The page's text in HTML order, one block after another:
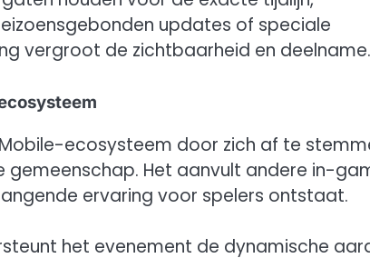
updates of speciale
vergroot de zichtbaarheid en deelname.
ecosysteem door zich af te
Het aanvult andere in-
ervaring voor spelers ontstaat.
het evenement de dynamische